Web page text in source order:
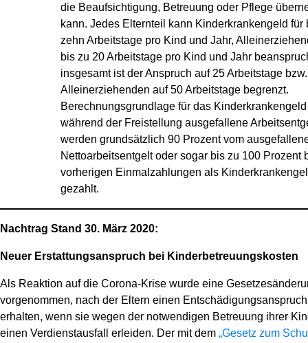
die Beaufsichtigung, Betreuung oder Pflege
kann. Jedes Elternteil kann Kinderkrankengeld für
zehn Arbeitstage pro Kind und Jahr,
bis zu 20 Arbeitstage pro Kind und Jahr
insgesamt ist der Anspruch auf 25 Arbeitstage
Alleinerziehenden auf 50 Arbeitstage begrenzt.
Berechnungsgrundlage für das
während der Freistellung ausgefallene
werden grundsätzlich 90 Prozent vom
Nettoarbeitsentgelt oder sogar bis zu 100 Prozent
vorherigen Einmalzahlungen als
gezahlt.
Nachtrag Stand 30. März 2020:
Neuer Erstattungsanspruch bei Kinderbetreuungskosten
Als Reaktion auf die Corona-Krise wurde eine
vorgenommen, nach der Eltern einen Entschädigungsanspruch
erhalten, wenn sie wegen der notwendigen Betreuung ihrer
einen Verdienstausfall erleiden. Der mit dem „Gesetz zum